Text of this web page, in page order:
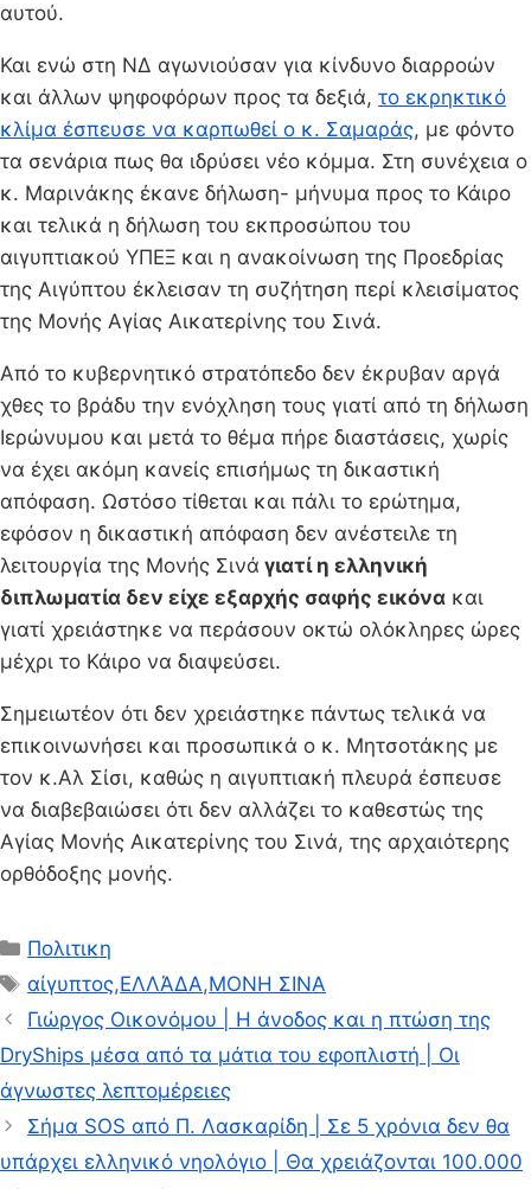
αυτού.
Και ενώ στη ΝΔ αγωνιούσαν για κίνδυνο διαρροών
και άλλων ψηφοφόρων προς τα δεξιά, το εκρηκτικό
κλίμα έσπευσε να καρπωθεί ο κ. Σαμαράς, με φόντο
τα σενάρια πως θα ιδρύσει νέο κόμμα. Στη συνέχεια ο
κ. Μαρινάκης έκανε δήλωση- μήνυμα προς το Κάιρο
και τελικά η δήλωση του εκπροσώπου του
αιγυπτιακού ΥΠΕΞ και η ανακοίνωση της Προεδρίας
της Αιγύπτου έκλεισαν τη συζήτηση περί κλεισίματος
της Μονής Αγίας Αικατερίνης του Σινά.
Από το κυβερνητικό στρατόπεδο δεν έκρυβαν αργά
χθες το βράδυ την ενόχληση τους γιατί από τη δήλωση
Ιερώνυμου και μετά το θέμα πήρε διαστάσεις, χωρίς
να έχει ακόμη κανείς επισήμως τη δικαστική
απόφαση. Ωστόσο τίθεται και πάλι το ερώτημα,
εφόσον η δικαστική απόφαση δεν ανέστειλε τη
λειτουργία της Μονής Σινά γιατί η ελληνική
διπλωματία δεν είχε εξαρχής σαφής εικόνα και
γιατί χρειάστηκε να περάσουν οκτώ ολόκληρες ώρες
μέχρι το Κάιρο να διαψεύσει.
Σημειωτέον ότι δεν χρειάστηκε πάντως τελικά να
επικοινωνήσει και προσωπικά ο κ. Μητσοτάκης με
τον κ.Αλ Σίσι, καθώς η αιγυπτιακή πλευρά έσπευσε
να διαβεβαιώσει ότι δεν αλλάζει το καθεστώς της
Αγίας Μονής Αικατερίνης του Σινά, της αρχαιότερης
ορθόδοξης μονής.
Κατηγορίες
Πολιτικη
Ετικέτες
αίγυπτος,ΕΛΛΆΔΑ,ΜΟΝΗ ΣΙΝΑ
Γιώργος Οικονόμου | Η άνοδος και η πτώση της
DryShips μέσα από τα μάτια του εφοπλιστή | Οι
άγνωστες λεπτομέρειες
Σήμα SOS από Π. Λασκαρίδη | Σε 5 χρόνια δεν θα
υπάρχει ελληνικό νηολόγιο | Θα χρειάζονται 100.000